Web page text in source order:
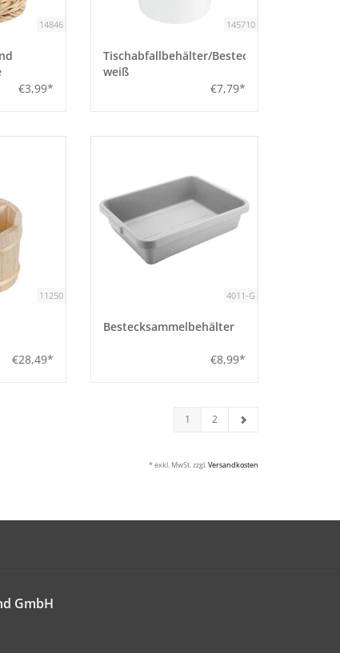
14846
€3,99*
145710
Tischabfallbehälter/Besteckbehälter
weiß
€7,79*
11250
€28,49*
4011-G
Bestecksammelbehälter
€8,99*
1 2
* exkl. MwSt. zzgl. Versandkosten
GmbH